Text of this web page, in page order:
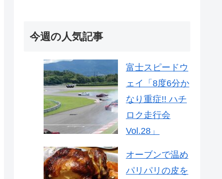
今週の人気記事
富士スピードウ
ェイ「8度6分か
なり重症!! ハチ
ロク走行会
Vol.28」
オーブンで温め
パリパリの皮を